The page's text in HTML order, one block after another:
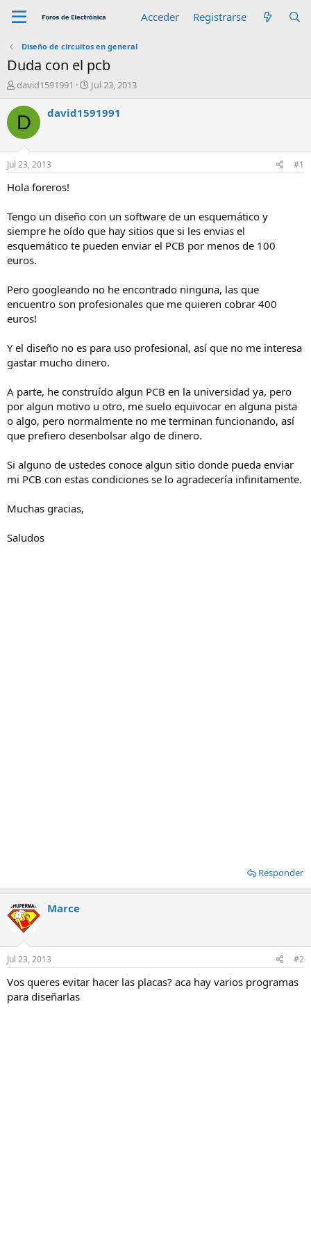
Acceder Registrarse
Diseño de circuitos en general
Duda con el pcb
A
t
o
r
david1591991
F
c
i
o
Jul 23, 2013
D david1591991
Jul 23, 2013 #1
Hola foreros!
Tengo un diseño con un software de un esquemático y
siempre he oído que hay sitios que si les envias el
esquemático te pueden enviar el PCB por menos de 100
euros.
Pero googleando no he encontrado ninguna, las que
encuentro son profesionales que me quieren cobrar 400
euros!
Y el diseño no es para uso profesional, así que no me interesa
gastar mucho dinero.
A parte, he construído algun PCB en la universidad ya, pero
por algun motivo u otro, me suelo equivocar en alguna pista
o algo, pero normalmente no me terminan funcionando, así
que prefiero desenbolsar algo de dinero.
Si alguno de ustedes conoce algun sitio donde pueda enviar
mi PCB con estas condiciones se lo agradecería infinitamente.
Muchas gracias,
Saludos
Responder
Marce
Jul 23, 2013 #2
Vos queres evitar hacer las placas? aca hay varios programas
para diseñarlas